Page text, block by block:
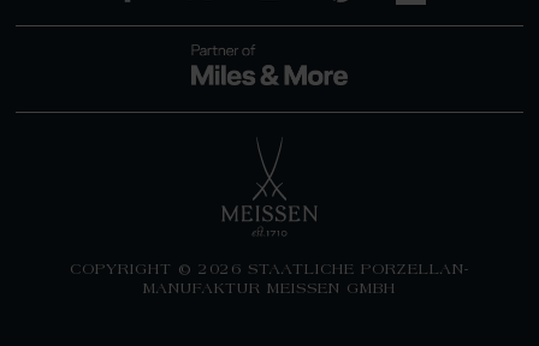
COPYRIGHT © 2026 STAATLICHE PORZELLAN-
MANUFAKTUR MEISSEN GMBH